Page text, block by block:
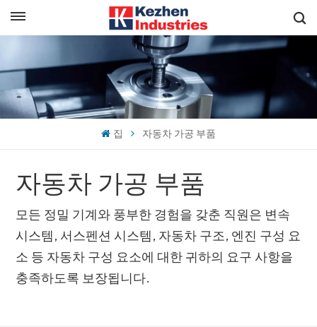
English
español
한국의
빠른 견적 받기
집 자동차 가공 부품
자동차 가공 부품
모든 정밀 기계와 풍부한 경험을 갖춘 직원은 변속
시스템, 서스펜션 시스템, 자동차 구조, 엔진 구성 요
소 등 자동차 구성 요소에 대한 귀하의 요구 사항을
충족하도록 보장됩니다.